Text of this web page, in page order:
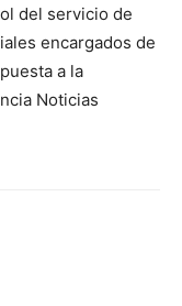
del servicio de
encargados de
a la
Noticias